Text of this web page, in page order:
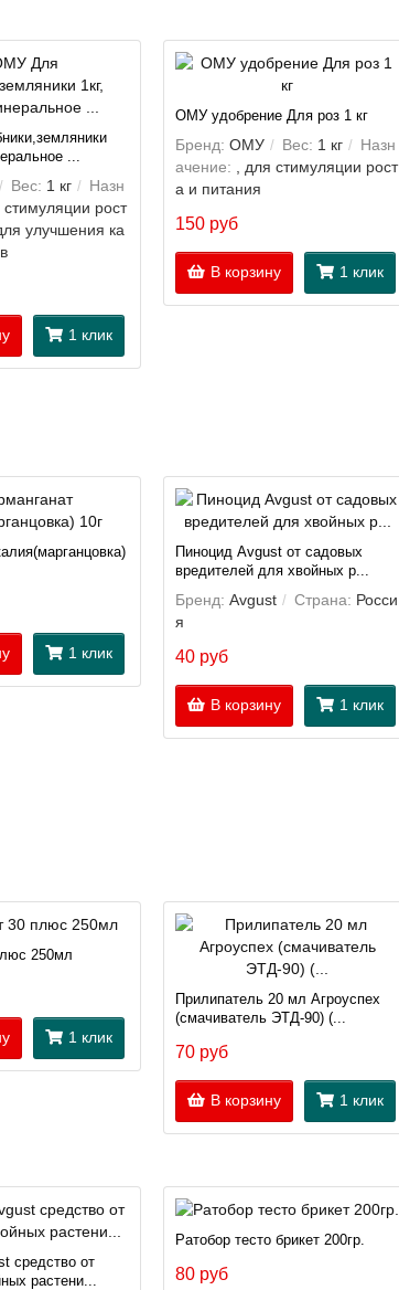
...
Вес: 1 кг
Назн
стимуляции рост
улучшения ка
1 клик
ОМУ удобрение Для роз 1 кг
Бренд: ОМУ Вес: 1 кг
Назн
ачение:
, для стимуляции рост
а и питания
150 руб
В корзину 1 клик
1 клик
Пиноцид Avgust от садовых
вредителей для хвойных р...
Бренд: Avgust Страна: Росси
я
40 руб
В корзину 1 клик
250мл
1 клик
Прилипатель 20 мл Агроуспех
(смачиватель ЭТД-90) (...
70 руб
В корзину 1 клик
средство от
растени...
Ратобор тесто брикет 200гр.
80 руб